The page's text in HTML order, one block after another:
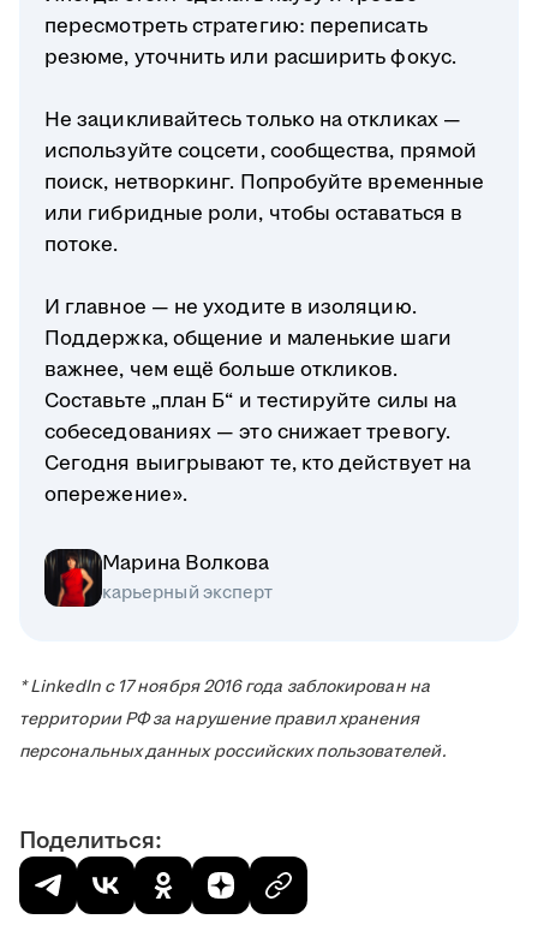
пересмотреть стратегию: переписать
резюме, уточнить или расширить фокус.
Не зацикливайтесь только на откликах —
используйте соцсети, сообщества, прямой
поиск, нетворкинг. Попробуйте временные
или гибридные роли, чтобы оставаться в
потоке.
И главное — не уходите в изоляцию.
Поддержка, общение и маленькие шаги
важнее, чем ещё больше откликов.
Составьте „план Б“ и тестируйте силы на
собеседованиях — это снижает тревогу.
Сегодня выигрывают те, кто действует на
опережение».
Марина Волкова
карьерный эксперт
* LinkedIn с 17 ноября 2016 года заблокирован на
территории РФ за нарушение правил хранения
персональных данных российских пользователей.
Поделиться: